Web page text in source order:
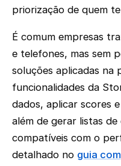
priorização de quem
É comum empresas
e telefones, mas sem
soluções aplicadas na
funcionalidades da
dados, aplicar scores
além de gerar listas
compatíveis com o
detalhado no guia